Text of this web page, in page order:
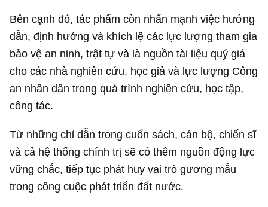
Bên cạnh đó, tác phẩm còn nhấn mạnh việc hướng
dẫn, định hướng và khích lệ các lực lượng tham gia
bảo vệ an ninh, trật tự và là nguồn tài liệu quý giá
cho các nhà nghiên cứu, học giả và lực lượng Công
an nhân dân trong quá trình nghiên cứu, học tập,
công tác.
Từ những chỉ dẫn trong cuốn sách, cán bộ, chiến sĩ
và cả hệ thống chính trị sẽ có thêm nguồn động lực
vững chắc, tiếp tục phát huy vai trò gương mẫu
trong công cuộc phát triển đất nước.